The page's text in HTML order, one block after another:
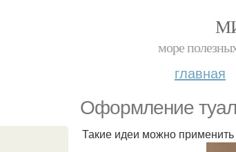
море
главная
Оформление
Такие идеи можно